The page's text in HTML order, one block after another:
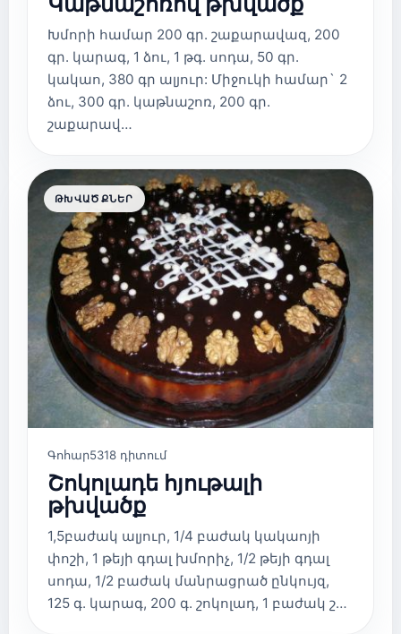
Խմորի համար 200 գր. շաքարավազ, 200
գր. կարագ, 1 ձու, 1 թգ. սոդա, 50 գր.
կակաո, 380 գր ալյուր: Միջուկի համար` 2
ձու, 300 գր. կաթնաշոռ, 200 գր.
շաքարավ…
ԹԽՎԱԾՔՆԵՐ
Գոհար5318 դիտում
Շոկոլադե հյութալի
թխվածք
1,5բաժակ ալյուր, 1/4 բաժակ կակաոյի
փոշի, 1 թեյի գդալ խմորիչ, 1/2 թեյի գդալ
սոդա, 1/2 բաժակ մանրացրած ընկույզ,
125 գ. կարագ, 200 գ. շոկոլադ, 1 բաժակ շ…